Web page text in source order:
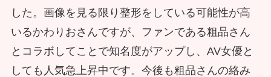
した。画像を見る限り整形をしている可能性が高
いるかわりおさんですが、ファンである粗品さん
とコラボしてことで知名度がアップし、AV女優と
しても人気急上昇中です。今後も粗品さんの絡み